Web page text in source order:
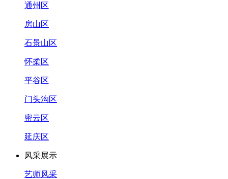
通州区
房山区
石景山区
怀柔区
平谷区
门头沟区
密云区
延庆区
风采展示
艺师风采